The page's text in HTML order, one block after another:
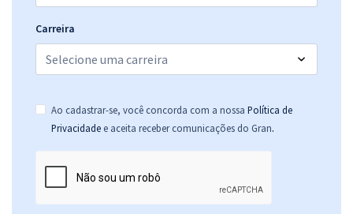
Carreira
Ao cadastrar-se, você concorda com a nossa Política de
Privacidade e aceita receber comunicações do Gran.